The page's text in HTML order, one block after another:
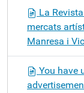
La
mercats
Manresa i Vic
You have